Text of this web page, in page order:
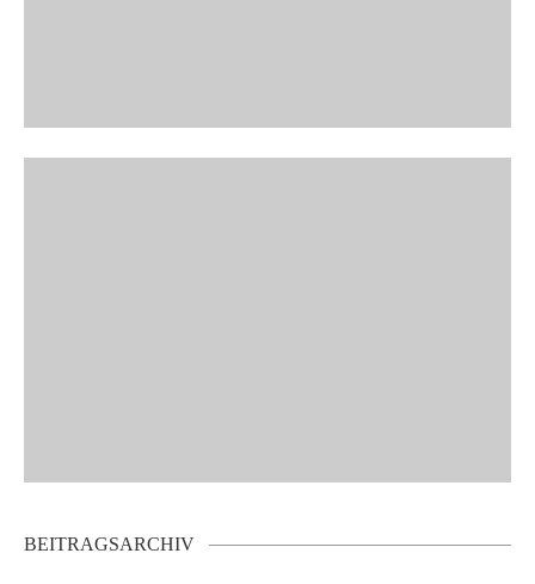
BEITRAGSARCHIV